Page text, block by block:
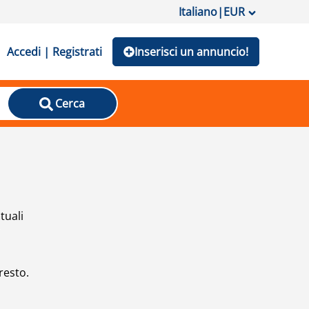
Italiano|EUR
Accedi | Registrati Inserisci un annuncio!
Cerca